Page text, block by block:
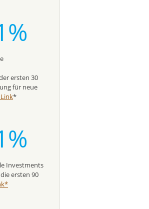
ersten 30
für neue
*
Investments
ersten 90